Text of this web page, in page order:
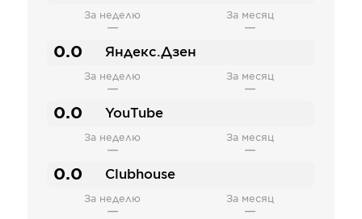
За неделю
—
За месяц
—
0.0 Яндекс.Дзен
За неделю
—
За месяц
—
0.0 YouTube
За неделю
—
За месяц
—
0.0 Clubhouse
За неделю
—
За месяц
—